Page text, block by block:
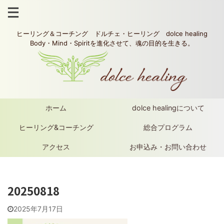
ヒーリング＆コーチング ドルチェ・ヒーリング dolce healing
Body・Mind・Spiritを進化させて、魂の目的を生きる。
ホーム dolce healingについて
ヒーリング&コーチング 総合プログラム
アクセス お申込み・お問い合わせ
20250818
2025年7月17日